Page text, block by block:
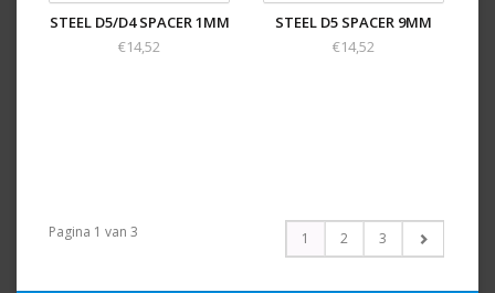
STEEL D5/D4 SPACER 1MM
€14,52
STEEL D5 SPACER 9MM
€14,52
Pagina 1 van 3 1 2 3